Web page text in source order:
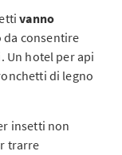
vanno
consentire
Un hotel per api
di legno
insetti non
trarre